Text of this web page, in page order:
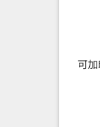
可